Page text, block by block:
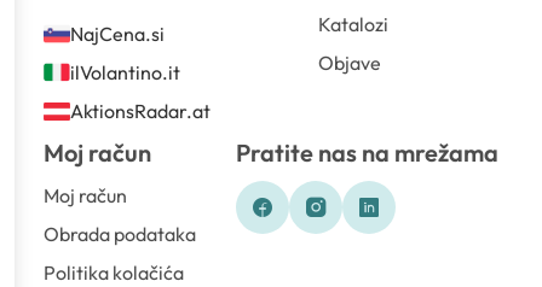
NajCena.si
ilVolantino.it
AktionsRadar.at
Katalozi
Objave
Moj račun
Moj račun
Obrada podataka
Politika kolačića
Pratite nas na mrežama